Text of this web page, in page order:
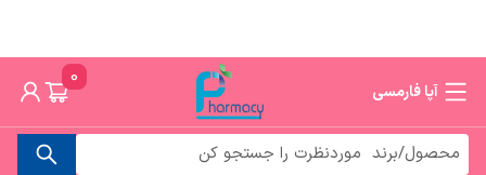
آپا فارمسی
0